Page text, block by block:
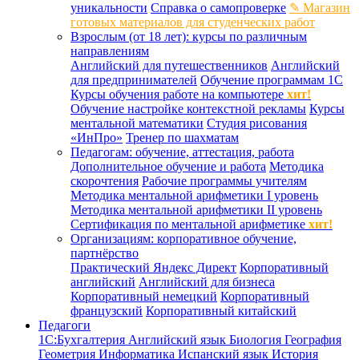
уникальности Справка о самопроверке ✎ Магазин
готовых материалов для студенческих работ
Взрослым (от 18 лет): курсы по различным
направлениям
Английский для путешественников Английский
для предпринимателей Обучение программам 1С
Курсы обучения работе на компьютере хит!
Обучение настройке контекстной рекламы Курсы
ментальной математики Студия рисования
«ИнПро» Тренер по шахматам
Педагогам: обучение, аттестация, работа
Дополнительное обучение и работа Методика
скорочтения Рабочие программы учителям
Методика ментальной арифметики I уровень
Методика ментальной арифметики II уровень
Сертификация по ментальной арифметике хит!
Организациям: корпоративное обучение,
партнёрство
Практический Яндекс Директ Корпоративный
английский Английский для бизнеса
Корпоративный немецкий Корпоративный
французский Корпоративный китайский
Педагоги
1С:Бухгалтерия Английский язык Биология География
Геометрия Информатика Испанский язык История